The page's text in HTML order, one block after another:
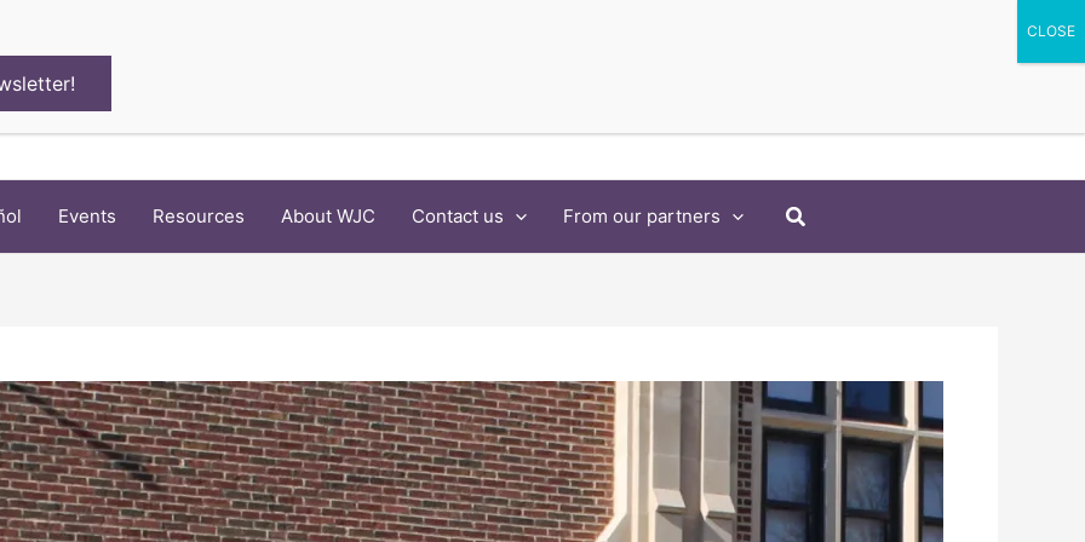
Events Resources About WJC Contact us From our partners Search